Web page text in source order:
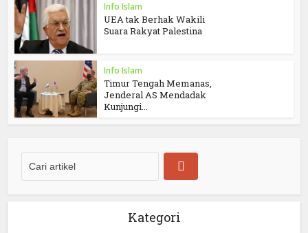
Info Islam
UEA tak Berhak Wakili
Suara Rakyat Palestina
Info Islam
Timur Tengah Memanas,
Jenderal AS Mendadak
Kunjungi...
Kategori